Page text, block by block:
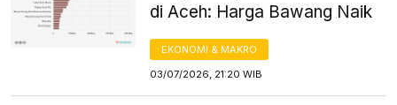
di Aceh: Harga Bawang Naik
EKONOMI & MAKRO
03/07/2026, 21:20 WIB